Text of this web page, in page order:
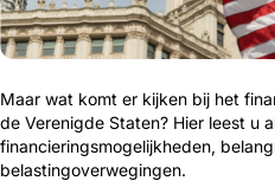
Maar wat komt er kijken bij het
de Verenigde Staten? Hier leest u
financieringsmogelijkheden,
belastingoverwegingen.